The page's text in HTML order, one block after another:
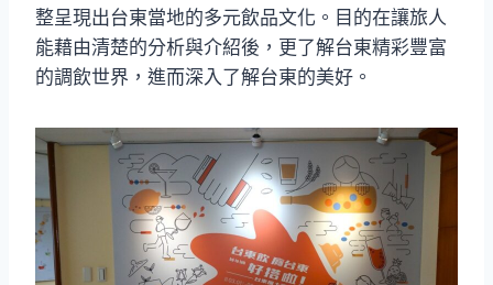
整呈現出台東當地的多元飲品文化。目的在讓旅人
能藉由清楚的分析與介紹後，更了解台東精彩豐富
的調飲世界，進而深入了解台東的美好。